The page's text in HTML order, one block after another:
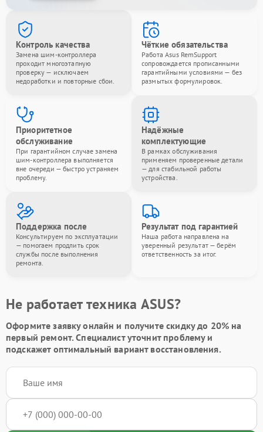
Контроль качества
Замена шим-контроллера
проходит многоэтапную
проверку — исключаем
недоработки и повторные сбои.
Чёткие обязательства
Работа Asus RemSupport
сопровождается прописанными
гарантийными условиями — без
размытых формулировок.
Приоритетное
обслуживание
При гарантийном случае замена
шим-контроллера выполняется
вне очереди — быстро устраняем
проблему.
Надёжные
комплектующие
В рамках обслуживания
применяем проверенные детали
— для стабильной работы
устройства.
Поддержка после
Консультируем по эксплуатации
— помогаем продлить срок
службы после выполнения
ремонта.
Результат под гарантией
Наша работа направлена на
уверенный результат — берём
ответственность за итог.
Не работает техника ASUS?
Оформите заявку онлайн и получитескидку до 20% на
первый ремонт. Специалист уточнит проблему и
подскажет оптимальный вариант восстановления.